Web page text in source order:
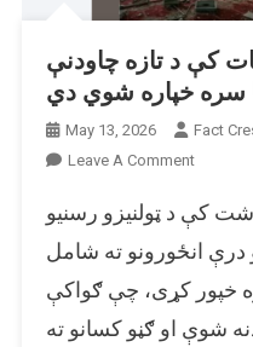
کې د تازه چاودنې
May 13, 2026
Fact
Leave A CommentOn
انځورونه
په
جومات
کې
د
میاشت کې د ټولنیزو رسنیو
انځورونو ته شامل
خپور کړی، چې ګواکې
شوې او ګڼو کسانو ته